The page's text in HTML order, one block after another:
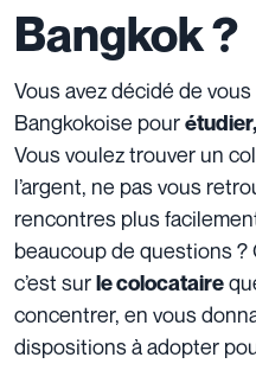
Bangkok ?
Vous avez décidé de
Bangkokoise pour
Vous voulez trouver un
l’argent, ne pas vous
rencontres plus
beaucoup de questions ?
c’est surle colocataire
concentrer, en vous
dispositions à adopter